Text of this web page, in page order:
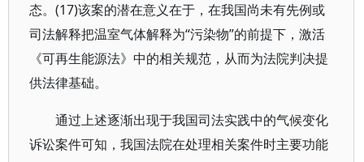
态。(17)该案的潜在意义在于，在我国尚未有先例或
司法解释把温室气体解释为“污染物”的前提下，激活
《可再生能源法》中的相关规范，从而为法院判决提
供法律基础。
通过上述逐渐出现于我国司法实践中的气候变化
诉讼案件可知，我国法院在处理相关案件时主要功能